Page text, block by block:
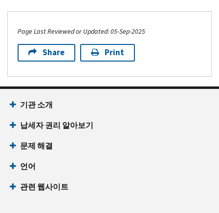
Page Last Reviewed or Updated: 05-Sep-2025
Share Print
기관 소개
납세자 권리 알아보기
문제 해결
언어
관련 웹사이트